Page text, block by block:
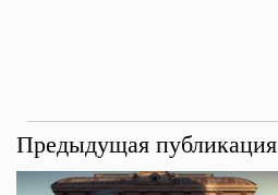
Предыдущая публикация